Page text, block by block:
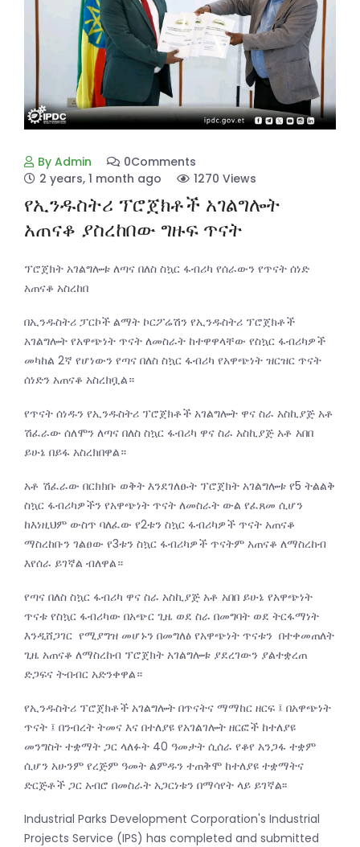
By Admin
0Comments
2 years, 1 month ago
1270 Views
የኢንዱስትሪ ፕሮጀክቶች አገልግሎት
አጠናቆ ያስረከበው ግዙፍ ጥናት
ፕሮጀክት አገልግሎቱ ለጣና በለስ ስኳር ፋብሪካ የሰራውን የጥናት ሰነድ
አጠናቆ አስረከበ
በኢንዱስትሪ ፓርኮች ልማት ኮርፖሬሽን የኢንዱስትሪ ፕሮጀክቶች
አገልግሎት የአዋጭነት ጥናት ለመስራት ከተዋዋላቸው የስኳር ፋብሪካዎች
መካከል 2ኛ የሆነውን የጣና በለስ ስኳር ፋብሪካ የአዋጭነት ዝርዝር ጥናት
ሰነድን አጠናቆ አስረክቧል።
የጥናት ሰነዱን የኢንዱስትሪ ፕሮጀክቶች አገልግሎት ዋና ስራ አስኪያጅ አቶ
ሽፈራው ሰለሞን ለጣና በለስ ስኳር ፋብሪካ ዋና ስራ አስኪያጅ አቶ አበበ
ይሁኔ በይፋ አስረክበዋል።
አቶ ሽፈራው በርክክቡ ወቅት እንደገለፁት ፕሮጀክት አገልግሎቱ የ5 ትልልቅ
ስኳር ፋብሪካዎችን የአዋጭነት ጥናት ለመስራት ውል የፈጸመ ሲሆን
ከእነዚህም ውስጥ ባለፈው የ2ቱን ስኳር ፋብሪካዎች ጥናት አጠናቆ
ማስረከቡን ገልፀው የ3ቱን ስኳር ፋብሪካዎች ጥናትም አጠናቆ ለማስረከብ
እየሰራ ይገኛል ብለዋል።
የጣና በለስ ስኳር ፋብሪካ ዋና ስራ አስኪያጅ አቶ አበበ ይሁኔ የአዋጭነት
ጥናቱ የስኳር ፋብሪካው በአጭር ጊዜ ወደ ስራ በመግባት ወደ ትርፋማነት
እንዲሸጋገር የሚያግዝ መሆኑን በመግለፅ የአዋጭነት ጥናቱን በተቀመጠለት
ጊዜ አጠናቆ ለማስረከብ ፕሮጀክት አገልግሎቱ ያደረገውን ያልተቋረጠ
ድጋፍና ትብብር አድንቀዋል።
የኢንዱስትሪ ፕሮጀክቶች አገልግሎት በጥናትና ማማከር ዘርፍ ፤ በአዋጭነት
ጥናት ፤ በንብረት ትመና እና በተለያዩ የአገልገሎት ዘርፎች ከተለያዩ
መንግስት ተቋማት ጋር ላለፉት 40 ዓመታት ሲሰራ የቆየ አንጋፋ ተቋም
ሲሆን አሁንም የረጅም ዓመት ልምዱን ተጠቅሞ ከተለያዩ ተቋማትና
ድርጅቶች ጋር አብሮ በመስራት አጋርነቱን በማሳየት ላይ ይገኛል፡፡
Industrial Parks Development Corporation's Industrial
Projects Service (IPS) has completed and submitted